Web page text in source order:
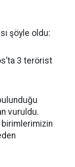
şöyle oldu:
3 terörist
vuruldu.
birimlerimizin